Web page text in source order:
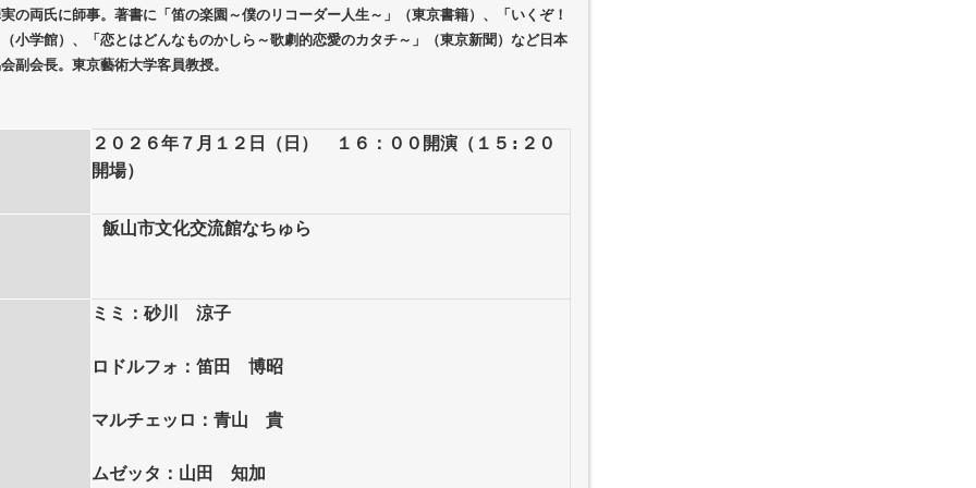
の両氏に師事。著書に「笛の楽園～僕のリコーダー人生～」（東京書籍）、「いくぞ！
小学館）、「恋とはどんなものかしら～歌劇的恋愛のカタチ～」（東京新聞）など日本
副会長。東京藝術大学客員教授。
２０２６年７月１２日（日） １６：００開演（１５:２０
開場）
飯山市文化交流館なちゅら
ミミ：砂川 涼子
ロドルフォ：笛田 博昭
マルチェッロ：青山 貴
ムゼッタ：山田 知加